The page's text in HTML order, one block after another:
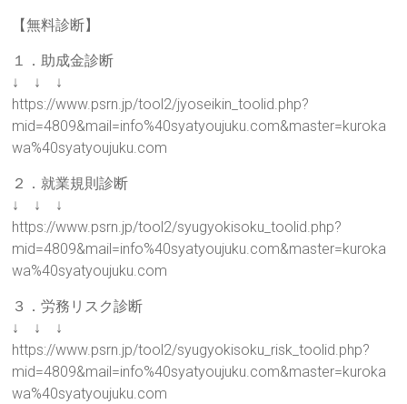
【無料診断】
１．助成金診断
↓ ↓ ↓
https://www.psrn.jp/tool2/jyoseikin_toolid.php?
mid=4809&mail=info%40syatyoujuku.com&master=kuroka
wa%40syatyoujuku.com
２．就業規則診断
↓ ↓ ↓
https://www.psrn.jp/tool2/syugyokisoku_toolid.php?
mid=4809&mail=info%40syatyoujuku.com&master=kuroka
wa%40syatyoujuku.com
３．労務リスク診断
↓ ↓ ↓
https://www.psrn.jp/tool2/syugyokisoku_risk_toolid.php?
mid=4809&mail=info%40syatyoujuku.com&master=kuroka
wa%40syatyoujuku.com